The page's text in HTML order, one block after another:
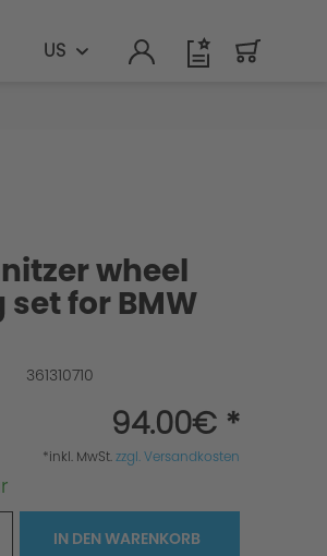
US
wheel
for BMW
361310710
94.00€ *
*inkl. MwSt.zzgl. Versandkosten
IN DENWARENKORB